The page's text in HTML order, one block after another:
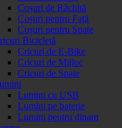
Coșuri de Răchită
Coșuri pentru Față
Coșuri pentru Spate
Bicicletă
Cricuri de E-Bike
Cricuri de Mijloc
Cricuri de Spate
Lumini cu USB
Lumini pe baterie
Lumini pentru dinam